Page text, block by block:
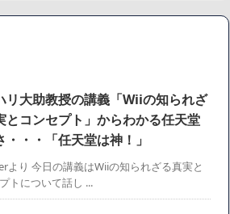
リ大助教授の講義「Wiiの知られざ
とコンセプト」からわかる任天堂
・・・「任天堂は神！」
より 今日の講義はWiiの知られざる真実と
トについて話し ...